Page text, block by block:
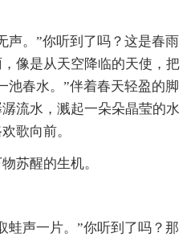
声。”你听到了吗？这是春雨
像是从天空降临的天使，把
池春水。”伴着春天轻盈的脚
流水，溅起一朵朵晶莹的水
歌向前。
苏醒的生机。
蛙声一片。”你听到了吗？那